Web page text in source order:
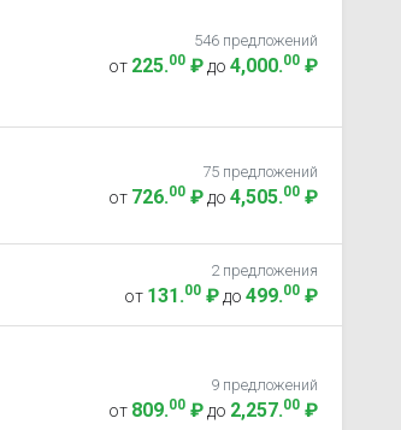
546 предложений
от 225.00 ₽ до 4,000.00 ₽
75 предложений
от 726.00 ₽ до 4,505.00 ₽
2 предложения
от 131.00 ₽ до 499.00 ₽
9 предложений
от 809.00 ₽ до 2,257.00 ₽